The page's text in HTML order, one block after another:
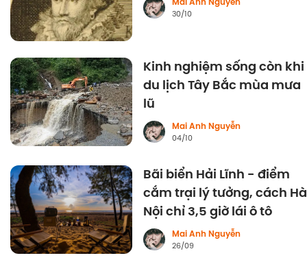
30/10
Kinh nghiệm sống còn khi
du lịch Tây Bắc mùa mưa
lũ
Mai Anh Nguyễn
04/10
Bãi biển Hải Lĩnh - điểm
cắm trại lý tưởng, cách Hà
Nội chỉ 3,5 giờ lái ô tô
Mai Anh Nguyễn
26/09